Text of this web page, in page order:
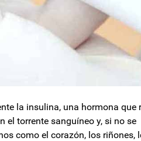
la insulina, una hormona que
el torrente sanguíneo y, si no se
como el corazón, los riñones,